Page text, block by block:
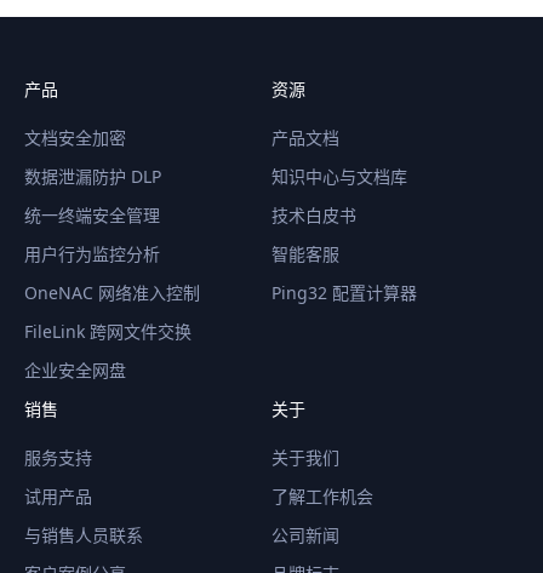
产品
文档安全加密
数据泄漏防护 DLP
统一终端安全管理
用户行为监控分析
OneNAC 网络准入控制
FileLink 跨网文件交换
企业安全网盘
资源
产品文档
知识中心与文档库
技术白皮书
智能客服
Ping32 配置计算器
销售
服务支持
试用产品
与销售人员联系
关于
关于我们
了解工作机会
公司新闻